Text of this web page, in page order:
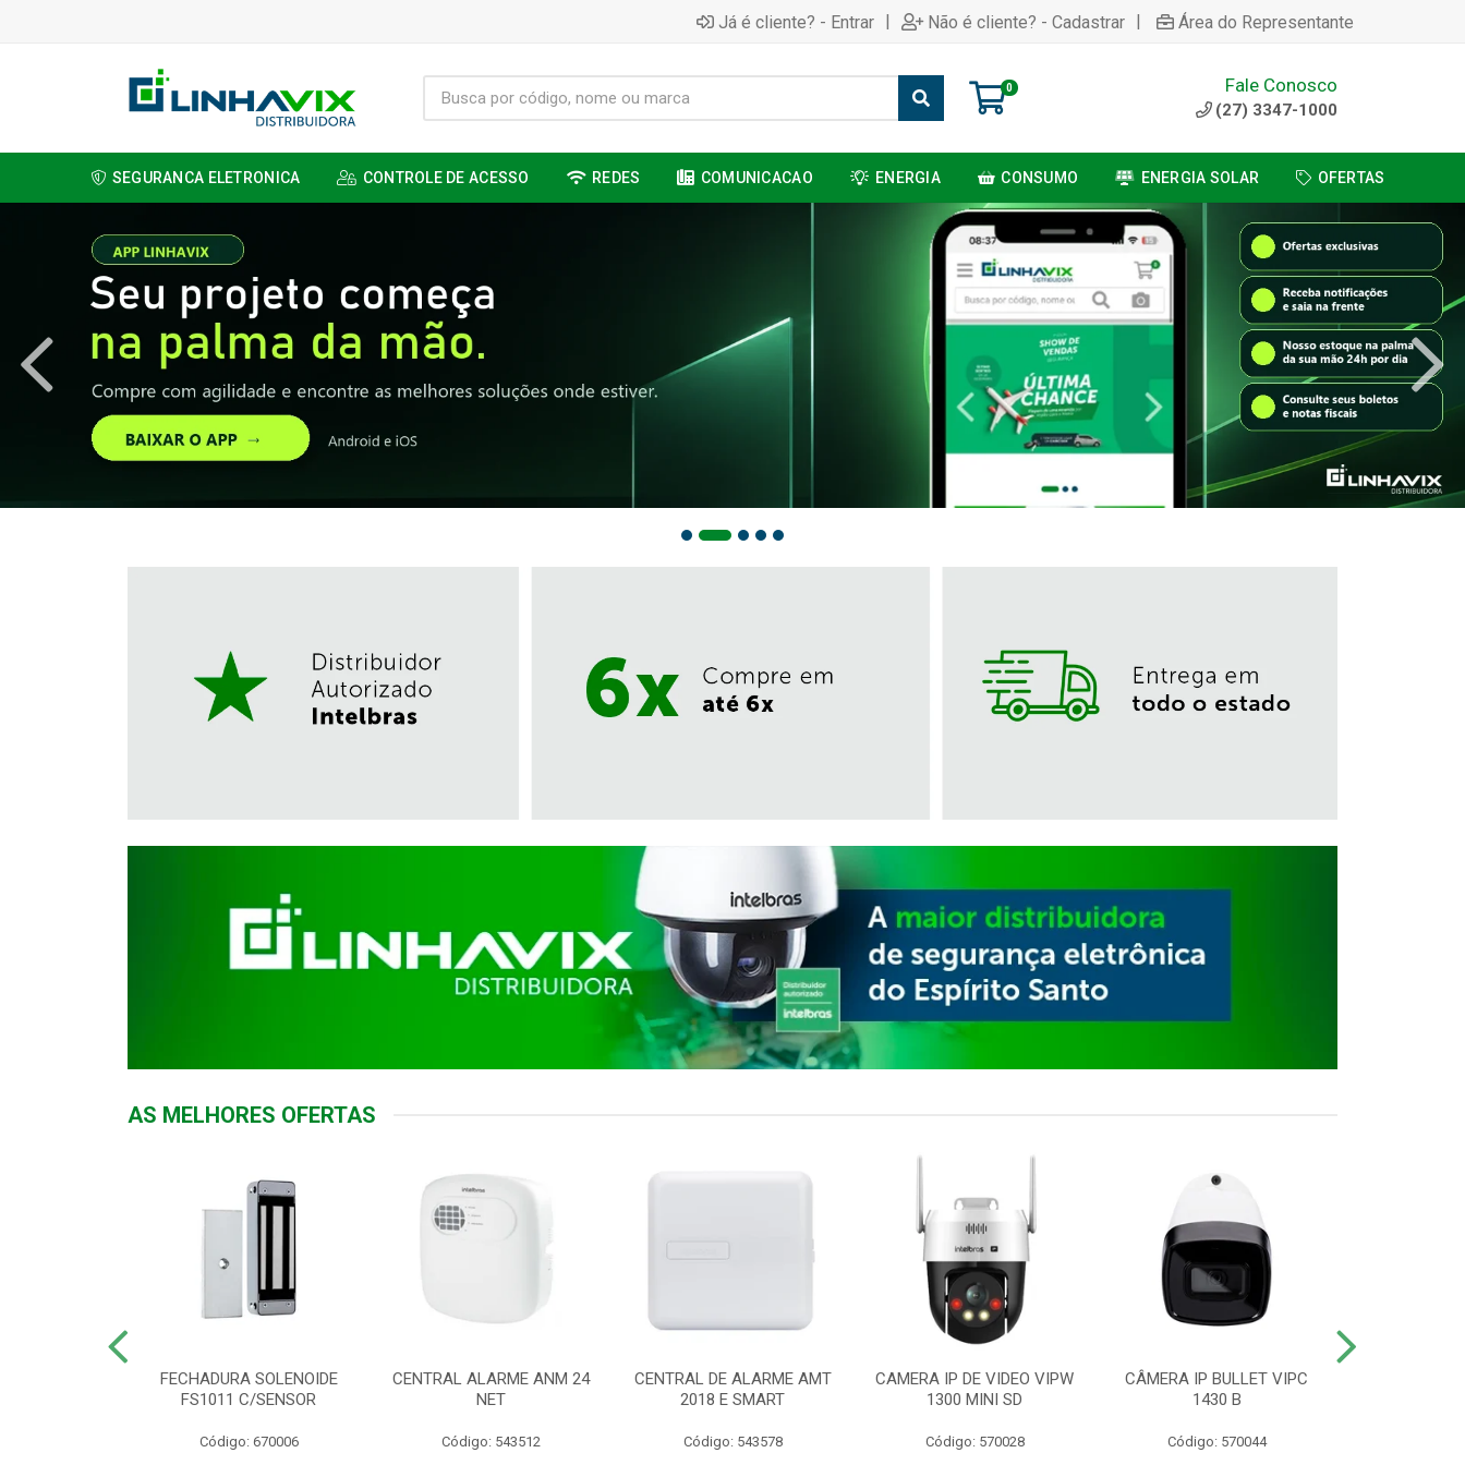
Já é cliente? - Entrar | Não é cliente? - Cadastrar | Área do Representante
0 Fale Conosco
(27) 3347-1000
SEGURANCA ELETRONICA CONTROLE DE ACESSO REDES COMUNICACAO ENERGIA CONSUMO ENERGIA SOLAR OFERTAS
AS MELHORES OFERTAS
FECHADURA SOLENOIDE
FS1011 C/SENSOR
Código: 670006
CENTRAL ALARME ANM 24
NET
Código: 543512
CENTRAL DE ALARME AMT
2018 E SMART
Código: 543578
CAMERA IP DE VIDEO VIPW
1300 MINI SD
Código: 570028
CÂMERA IP BULLET VIPC
1430 B
Código: 570044